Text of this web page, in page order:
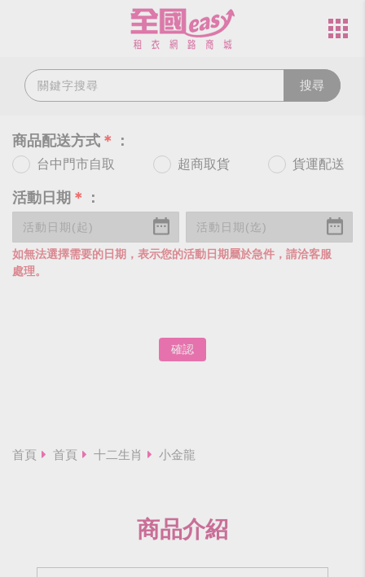
搜尋
商品配送方式 ＊ ：
台中門市自取 超商取貨 貨運配送
活動日期 ＊ ：
如無法選擇需要的日期，表示您的活動日期屬於急件，請洽客服
處理。
確認
首頁 首頁 十二生肖 小金龍
商品介紹